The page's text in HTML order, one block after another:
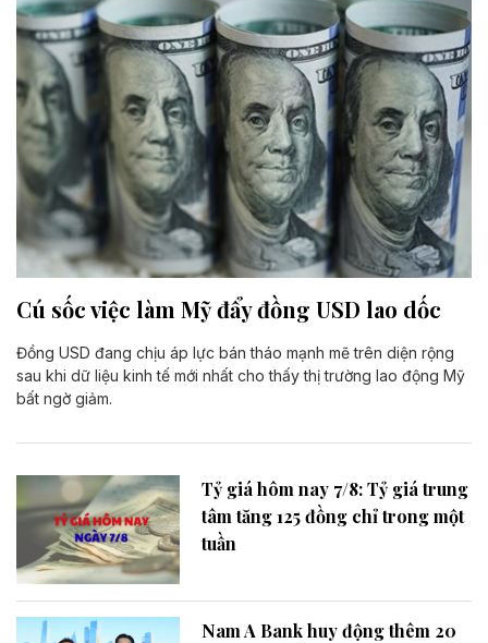
Cú sốc việc làm Mỹ đẩy đồng USD lao dốc
Đồng USD đang chịu áp lực bán tháo mạnh mẽ trên diện rộng
sau khi dữ liệu kinh tế mới nhất cho thấy thị trường lao động Mỹ
bất ngờ giảm.
Tỷ giá hôm nay 7/8: Tỷ giá trung
tâm tăng 125 đồng chỉ trong một
tuần
Nam A Bank huy động thêm 20